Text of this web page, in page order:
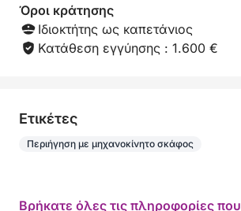
Όροι κράτησης
Ιδιοκτήτης ως καπετάνιος
Κατάθεση εγγύησης : 1.600 €
Eτικέτες
Περιήγηση με μηχανοκίνητο σκάφος
Βρήκατε όλες τις πληροφορίες που